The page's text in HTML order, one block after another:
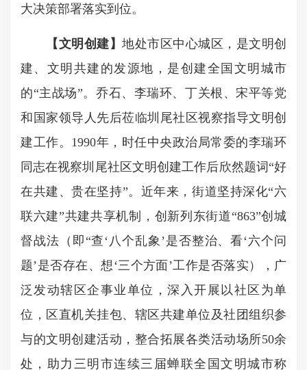
大决策部署落实到位。
【文明创建】 地处市区中心城区，是文明创
建、文明共建的发源地，是创建全国文明城市
的“主战场”。乔石、李瑞环、丁关根、宋平等党
和国家领导人先后莅临圳尾社区视察指导文明创
建工作。1990年，时任中央政治局常委的李瑞环
同志在视察圳尾社区文明创建工作后欣然题词“好
在共建、贵在坚持”。近年来，街道坚持深化“六
联六建”共建共享机制，创新列东街道“863”创城
督战法（即“查‘八个乱象’是否整治、看‘六个问
题’是否存在、想‘三个方面’工作是否落实），广
泛发动辖区企事业单位，深入开展以社区为单
位，区直机关挂包、辖区共建单位及社团组织参
与的文明创建活动，整合拓展各类活动场所50余
处，助力三明市连续三届蝉联全国文明城市称